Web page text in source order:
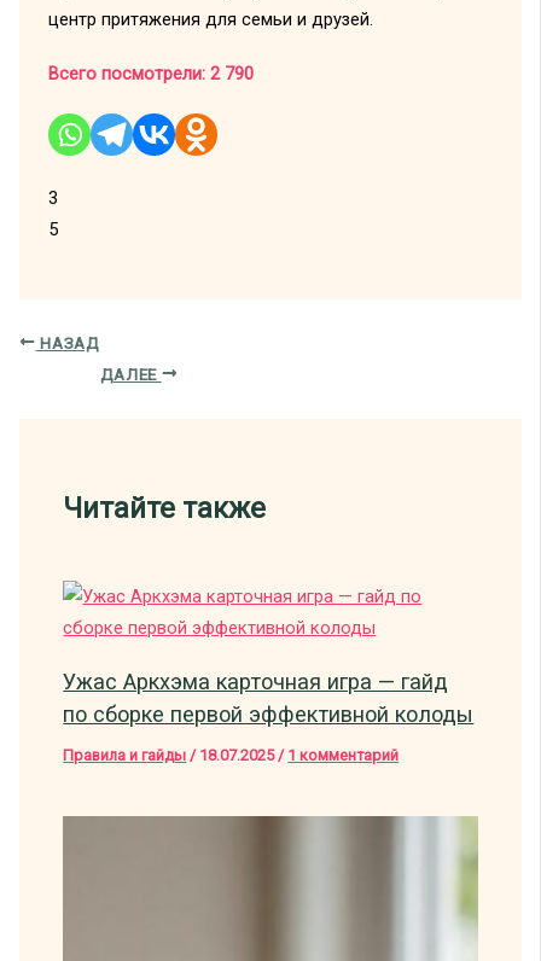
центр притяжения для семьи и друзей.
Всего посмотрели: 2 790
3
5
НАЗАД
ДАЛЕЕ
Читайте также
Ужас Аркхэма карточная игра — гайд
по сборке первой эффективной колоды
Правила и гайды / 18.07.2025/ 1 комментарий